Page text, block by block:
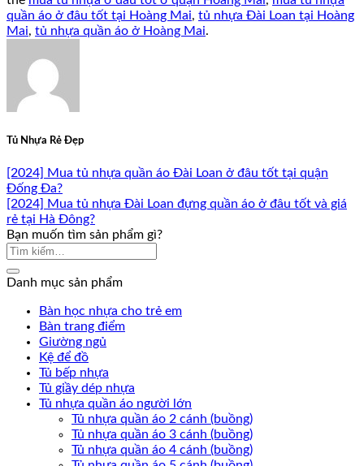
quần áo ở đâu tốt tại Hoàng Mai, tủ nhựa Đài Loan tại Hoàng
Mai, tủ nhựa quần áo ở Hoàng Mai.
Tủ Nhựa Rẻ Đẹp
[2024] Mua tủ nhựa quần áo Đài Loan ở đâu tốt tại quận
Đống Đa?
[2024] Mua tủ nhựa Đài Loan đựng quần áo ở đâu tốt và giá
rẻ tại Hà Đông?
Bạn muốn tìm sản phẩm gì?
Danh mục sản phẩm
Bàn học nhựa cho trẻ em
Bàn trang điểm
Giường ngủ
Kệ để đồ
Tủ bếp nhựa
Tủ giầy dép nhựa
Tủ nhựa quần áo người lớn
Tủ nhựa quần áo 2 cánh (buồng)
Tủ nhựa quần áo 3 cánh (buồng)
Tủ nhựa quần áo 4 cánh (buồng)